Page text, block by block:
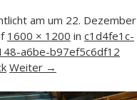
am um 22. Dezember
1600 × 1200 in c1d4fe1c-
a6be-b97ef5c6df12
Weiter →